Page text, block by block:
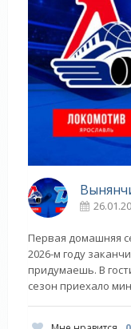
Первая домашняя
2026-м году
придумаешь. В
сезон приехало